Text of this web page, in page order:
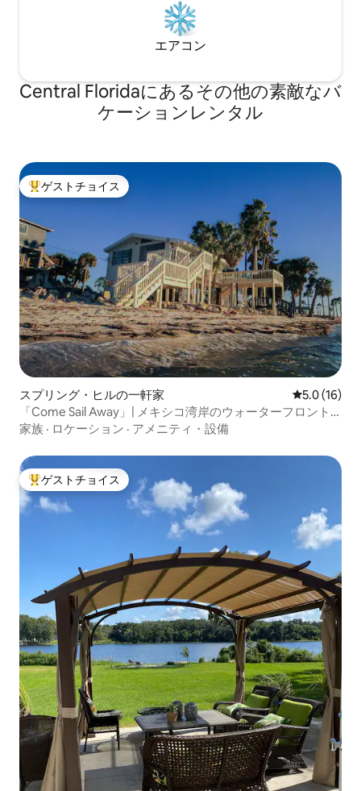
エアコン
Central Floridaにあるその他の素敵なバ
ケーションレンタル
大好評のゲストチョイスです。
ゲストチョイス
スプリング・ヒルの一軒家 レビュー16
5.0 (16)
「Come Sail Away」| メキシコ湾岸のウォーターフロント
にある水上家屋
家族 · ロケーション · アメニティ・設備
大好評のゲストチョイスです。
ゲストチョイス